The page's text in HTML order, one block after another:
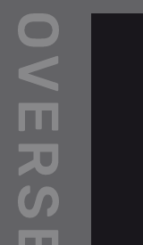
HEAVY
DJ
FAQ
ONLINESHOP